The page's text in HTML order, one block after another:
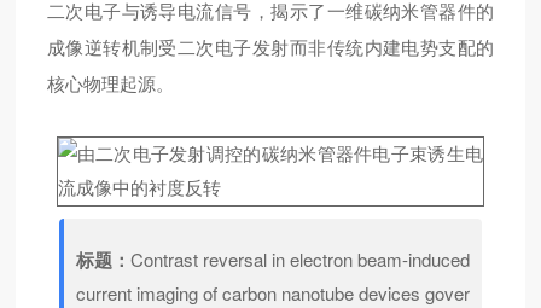
二次电子与诱导电流信号，揭示了一维碳纳米管器件的
成像逆转机制受 二次电子发射而非传统内建电势支配的
核心物理起源。
标题： Contrast reversal in electron beam-induced
current imaging of carbon nanotube devices gover